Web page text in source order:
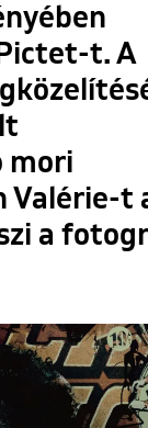
t. A
mori
Valérie-t
a